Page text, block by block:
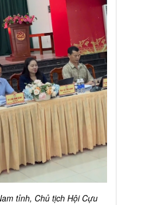
tỉnh, Chủ tịch Hội Cựu